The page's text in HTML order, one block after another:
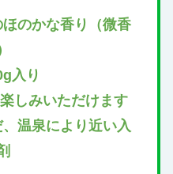
のかな香り（微香
入り
しみいただけます
温泉により近い入